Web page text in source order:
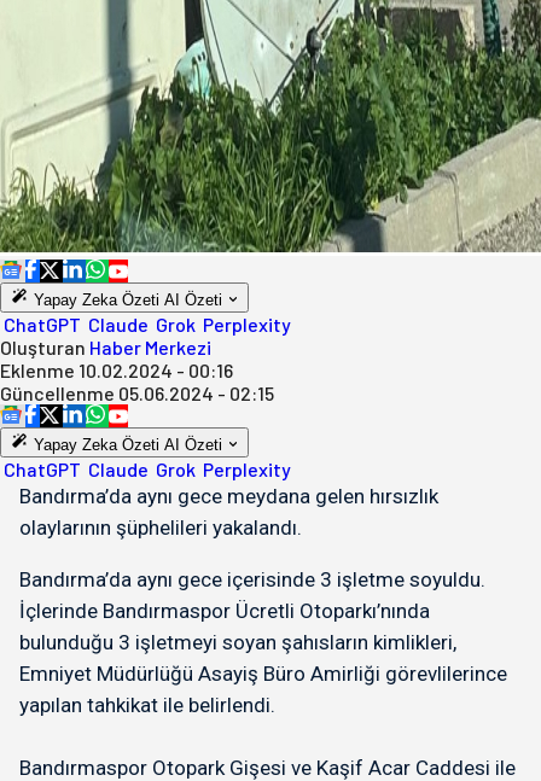
Yapay Zeka Özeti AI Özeti
ChatGPT Claude Grok Perplexity
Oluşturan Haber Merkezi
Eklenme 10.02.2024 - 00:16
Güncellenme 05.06.2024 - 02:15
Yapay Zeka Özeti AI Özeti
ChatGPT Claude Grok Perplexity
Bandırma’da aynı gece meydana gelen hırsızlık
olaylarının şüphelileri yakalandı.
Bandırma’da aynı gece içerisinde 3 işletme soyuldu.
İçlerinde Bandırmaspor Ücretli Otoparkı’nında
bulunduğu 3 işletmeyi soyan şahısların kimlikleri,
Emniyet Müdürlüğü Asayiş Büro Amirliği görevlilerince
yapılan tahkikat ile belirlendi.
Bandırmaspor Otopark Gişesi ve Kaşif Acar Caddesi ile